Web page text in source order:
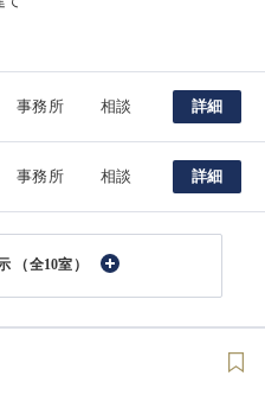
事務所 相談 詳細
事務所 相談 詳細
（全10室）